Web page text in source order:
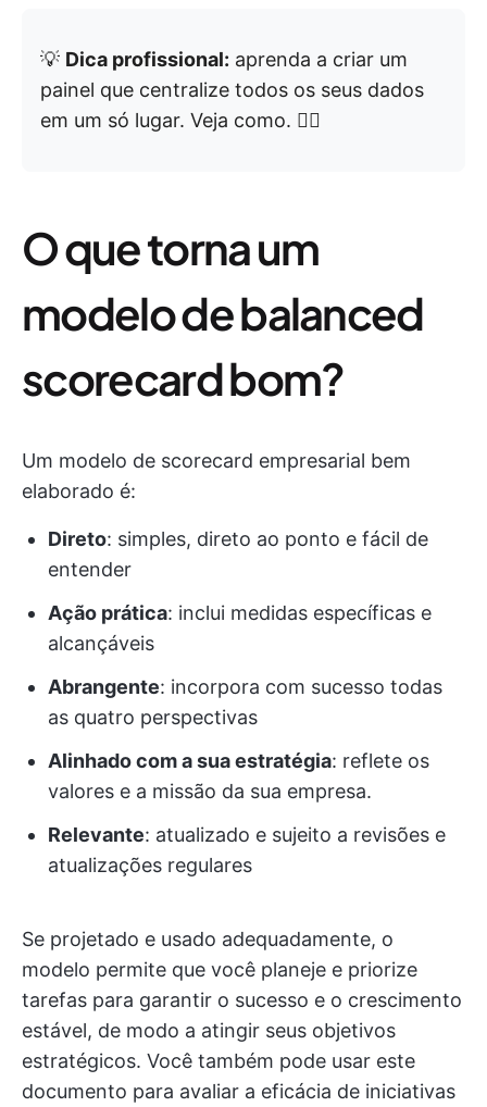
💡 Dica profissional: aprenda a criar um
painel que centralize todos os seus dados
em um só lugar. Veja como. 👇🏼
O que torna um
modelo de balanced
scorecard bom?
Um modelo de scorecard empresarial bem
elaborado é:
Direto: simples, direto ao ponto e fácil de
entender
Ação prática: inclui medidas específicas e
alcançáveis
Abrangente: incorpora com sucesso todas
as quatro perspectivas
Alinhado com a sua estratégia: reflete os
valores e a missão da sua empresa.
Relevante: atualizado e sujeito a revisões e
atualizações regulares
Se projetado e usado adequadamente, o
modelo permite que você planeje e priorize
tarefas para garantir o sucesso e o crescimento
estável, de modo a atingir seus objetivos
estratégicos. Você também pode usar este
documento para avaliar a eficácia de iniciativas